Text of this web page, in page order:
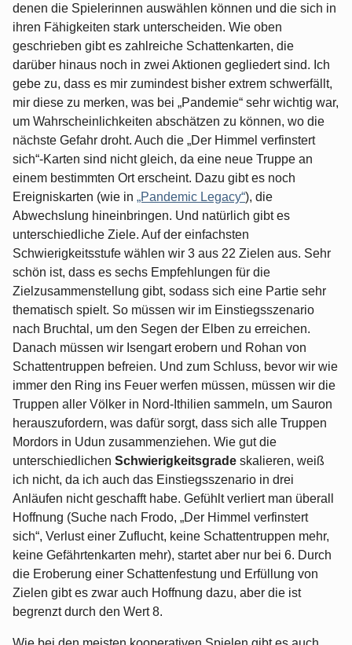
denen die Spielerinnen auswählen können und die sich in
ihren Fähigkeiten stark unterscheiden. Wie oben
geschrieben gibt es zahlreiche Schattenkarten, die
darüber hinaus noch in zwei Aktionen gegliedert sind. Ich
gebe zu, dass es mir zumindest bisher extrem schwerfällt,
mir diese zu merken, was bei „Pandemie“ sehr wichtig war,
um Wahrscheinlichkeiten abschätzen zu können, wo die
nächste Gefahr droht. Auch die „Der Himmel verfinstert
sich“-Karten sind nicht gleich, da eine neue Truppe an
einem bestimmten Ort erscheint. Dazu gibt es noch
Ereigniskarten (wie in „Pandemic Legacy“), die
Abwechslung hineinbringen. Und natürlich gibt es
unterschiedliche Ziele. Auf der einfachsten
Schwierigkeitsstufe wählen wir 3 aus 22 Zielen aus. Sehr
schön ist, dass es sechs Empfehlungen für die
Zielzusammenstellung gibt, sodass sich eine Partie sehr
thematisch spielt. So müssen wir im Einstiegsszenario
nach Bruchtal, um den Segen der Elben zu erreichen.
Danach müssen wir Isengart erobern und Rohan von
Schattentruppen befreien. Und zum Schluss, bevor wir wie
immer den Ring ins Feuer werfen müssen, müssen wir die
Truppen aller Völker in Nord-Ithilien sammeln, um Sauron
herauszufordern, was dafür sorgt, dass sich alle Truppen
Mordors in Udun zusammenziehen. Wie gut die
unterschiedlichen Schwierigkeitsgrade skalieren, weiß
ich nicht, da ich auch das Einstiegsszenario in drei
Anläufen nicht geschafft habe. Gefühlt verliert man überall
Hoffnung (Suche nach Frodo, „Der Himmel verfinstert
sich“, Verlust einer Zuflucht, keine Schattentruppen mehr,
keine Gefährtenkarten mehr), startet aber nur bei 6. Durch
die Eroberung einer Schattenfestung und Erfüllung von
Zielen gibt es zwar auch Hoffnung dazu, aber die ist
begrenzt durch den Wert 8.